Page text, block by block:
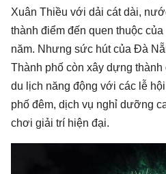
Xuân Thiều với dải cát dài,
thành điểm đến quen thuộc
năm. Nhưng sức hút của Đà
Thành phố còn xây dựng thành
du lịch năng động với các lễ
phố đêm, dịch vụ nghỉ dưỡng
chơi giải trí hiện đại.